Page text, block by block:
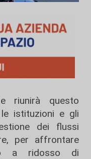
riunirà questo
istituzioni e gli
dei flussi
per affrontare
a ridosso di